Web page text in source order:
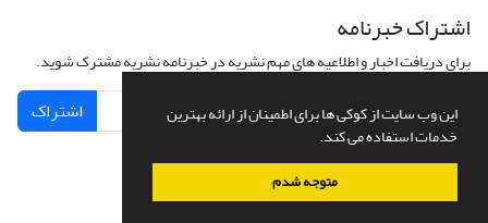
این وب سایت از کوکی ها برای اطمینان از ارائه بهترین
خدمات استفاده می کند.
متوجه شدم
اشتراک خبرنامه
برای دریافت اخبار و اطلاعیه های مهم نشریه در خبرنامه نشریه مشترک شوید.
اشتراک
سامانه مدیریت نشریات علمی.طراحی و پیاده سازی ازسیناوب